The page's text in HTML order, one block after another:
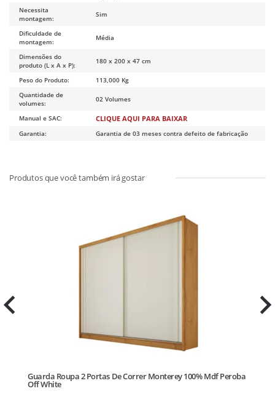
Necessita
montagem:
Sim
Dificuldade de
montagem:
Média
Dimensões do
produto (L x A x P):
180 x 200 x 47 cm
Peso do Produto:
113,000 Kg
Quantidade de
volumes:
02 Volumes
Manual e SAC: CLIQUE AQUI PARA BAIXAR
Garantia: Garantia de 03 meses contra defeito de fabricação
Guarda Roupa 2 Portas De Correr Monterey 100% Mdf Peroba
Off White